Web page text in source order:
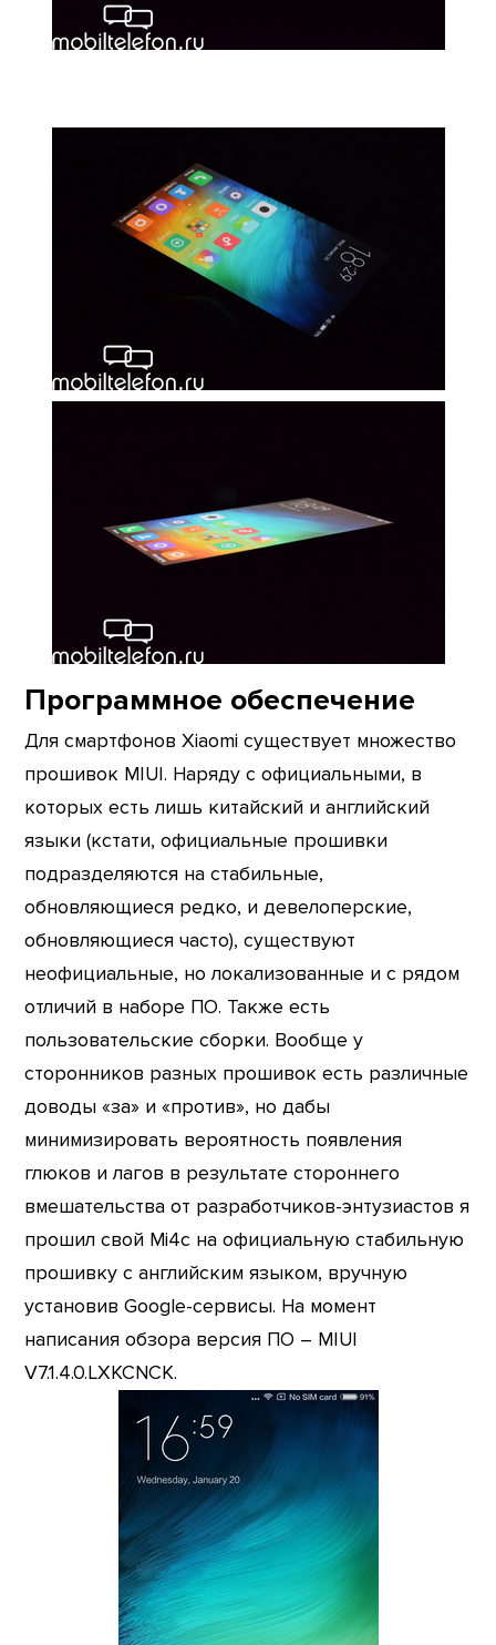
Программное обеспечение
Для смартфонов Xiaomi существует множество
прошивок MIUI. Наряду с официальными, в
которых есть лишь китайский и английский
языки (кстати, официальные прошивки
подразделяются на стабильные,
обновляющиеся редко, и девелоперские,
обновляющиеся часто), существуют
неофициальные, но локализованные и с рядом
отличий в наборе ПО. Также есть
пользовательские сборки. Вообще у
сторонников разных прошивок есть различные
доводы «за» и «против», но дабы
минимизировать вероятность появления
глюков и лагов в результате стороннего
вмешательства от разработчиков-энтузиастов я
прошил свой Mi4c на официальную стабильную
прошивку с английским языком, вручную
установив Google-сервисы. На момент
написания обзора версия ПО – MIUI
V7.1.4.0.LXKCNCK.